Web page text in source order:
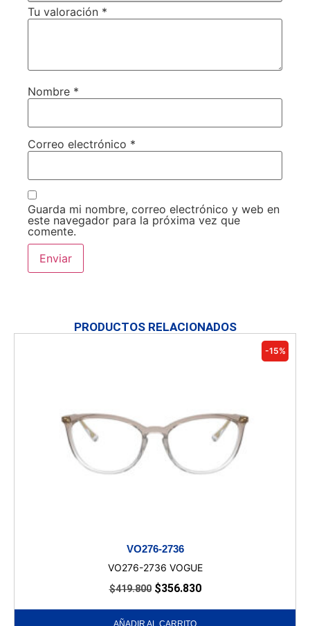
Tu valoración *
Nombre *
Correo electrónico *
Guarda mi nombre, correo electrónico y web en
este navegador para la próxima vez que
comente.
PRODUCTOS RELACIONADOS
-15%
VO276-2736
VO276-2736 VOGUE
$419.800 $356.830